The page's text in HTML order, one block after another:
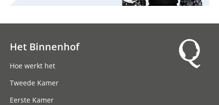
Het Binnenhof
Hoe werkt het
Tweede Kamer
Eerste Kamer